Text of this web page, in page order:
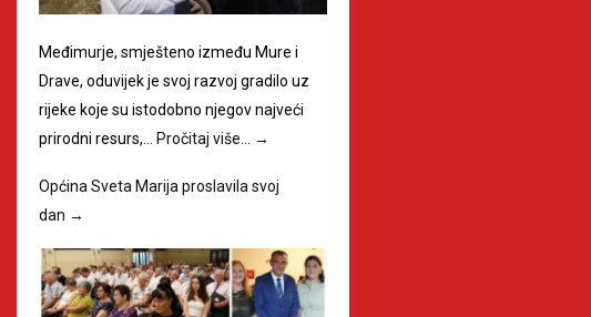
Međimurje, smješteno između Mure i
Drave, oduvijek je svoj razvoj gradilo uz
rijeke koje su istodobno njegov najveći
prirodni resurs,… Pročitaj više… →
Općina Sveta Marija proslavila svoj
dan →